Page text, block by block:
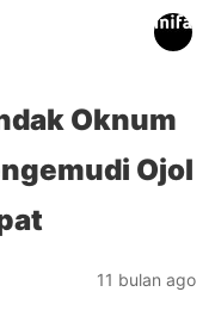
Oknum
Ojol
11 bulan ago